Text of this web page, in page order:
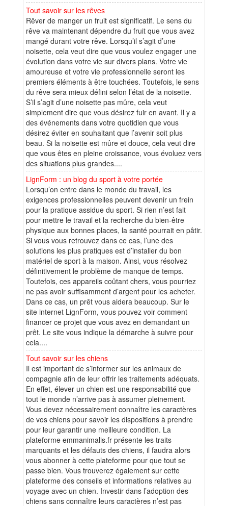
Tout savoir sur les rêves
Rêver de manger un fruit est significatif. Le sens du
rêve va maintenant dépendre du fruit que vous avez
mangé durant votre rêve. Lorsqu’il s’agit d’une
noisette, cela veut dire que vous voulez engager une
évolution dans votre vie sur divers plans. Votre vie
amoureuse et votre vie professionnelle seront les
premiers éléments à être touchées. Toutefois, le sens
du rêve sera mieux défini selon l’état de la noisette.
S’il s’agit d’une noisette pas mûre, cela veut
simplement dire que vous désirez fuir en avant. Il y a
des événements dans votre quotidien que vous
désirez éviter en souhaitant que l’avenir soit plus
beau. Si la noisette est mûre et douce, cela veut dire
que vous êtes en pleine croissance, vous évoluez vers
des situations plus grandes....
LignForm : un blog du sport à votre portée
Lorsqu’on entre dans le monde du travail, les
exigences professionnelles peuvent devenir un frein
pour la pratique assidue du sport. Si rien n’est fait
pour mettre le travail et la recherche du bien-être
physique aux bonnes places, la santé pourrait en pâtir.
Si vous vous retrouvez dans ce cas, l’une des
solutions les plus pratiques est d’installer du bon
matériel de sport à la maison. Ainsi, vous résolvez
définitivement le problème de manque de temps.
Toutefois, ces appareils coûtant chers, vous pourriez
ne pas avoir suffisamment d’argent pour les acheter.
Dans ce cas, un prêt vous aidera beaucoup. Sur le
site internet LignForm, vous pouvez voir comment
financer ce projet que vous avez en demandant un
prêt. Le site vous indique la démarche à suivre pour
cela....
Tout savoir sur les chiens
Il est important de s’informer sur les animaux de
compagnie afin de leur offrir les traitements adéquats.
En effet, élever un chien est une responsabilité que
tout le monde n’arrive pas à assumer pleinement.
Vous devez nécessairement connaître les caractères
de vos chiens pour savoir les dispositions à prendre
pour leur garantir une meilleure condition. La
plateforme emmanimalis.fr présente les traits
marquants et les défauts des chiens, il faudra alors
vous abonner à cette plateforme pour que tout se
passe bien. Vous trouverez également sur cette
plateforme des conseils et informations relatives au
voyage avec un chien. Investir dans l’adoption des
chiens sans connaître leurs caractères n’est pas